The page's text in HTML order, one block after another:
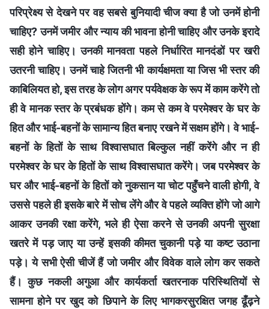
परिप्रेक्ष्य से देखने पर वह सबसे बुनियादी चीज क्या है जो उनमें होनी
चाहिए? उनमें जमीर और न्याय की भावना होनी चाहिए और उनके इरादे
सही होने चाहिए। उनकी मानवता पहले निर्धारित मानदंडों पर खरी
उतरनी चाहिए। उनमें चाहे जितनी भी कार्यक्षमता या जिस भी स्तर की
काबिलियत हो, इस तरह के लोग अगर पर्यवेक्षक के रूप में काम करेंगे तो
ही वे मानक स्तर के प्रबंधक होंगे। कम से कम वे परमेश्वर के घर के
हित और भाई-बहनों के सामान्य हित बनाए रखने में सक्षम होंगे। वे भाई-
बहनों के हितों के साथ विश्वासघात बिल्कुल नहीं करेंगे और न ही
परमेश्वर के घर के हितों के साथ विश्वासघात करेंगे। जब परमेश्वर के
घर और भाई-बहनों के हितों को नुकसान या चोट पहुँचने वाली होगी, वे
उससे पहले ही इसके बारे में सोच लेंगे और वे पहले व्यक्ति होंगे जो आगे
आकर उनकी रक्षा करेंगे, भले ही ऐसा करने से उनकी अपनी सुरक्षा
खतरे में पड़ जाए या उन्हें इसकी कीमत चुकानी पड़े या कष्ट उठाना
पड़े। ये सभी ऐसी चीजें हैं जो जमीर और विवेक वाले लोग कर सकते
हैं। कुछ नकली अगुआ और कार्यकर्ता खतरनाक परिस्थितियों से
सामना होने पर खुद को छिपाने के लिए भागकरसुरक्षित जगह ढूँढ़ने